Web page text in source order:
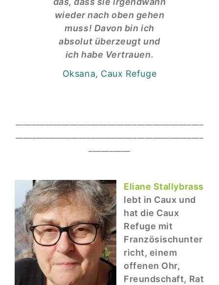
wieder nach oben gehen
muss! Davon bin ich
absolut überzeugt und
ich habe Vertrauen.
Oksana, Caux Refuge
Eliane Stallybrass
lebt in Caux und
hat die Caux
Refuge mit
Französischunter
richt, einem
offenen Ohr,
Freundschaft, Rat